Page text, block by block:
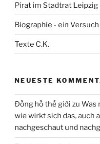
Pirat im Stadtrat Leipzig
Biographie - ein Versuch
Texte C.K.
NEUESTE
Đồng hồ thế giới zu Was
wie wirkt sich das, auch
nachgeschaut und